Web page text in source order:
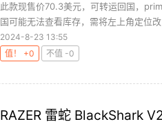
此款现售价70.3美元，可转运回国，
国可能无法查看库存，需将左上角定位
2024-8-23 13:55
值！ +0
不值 -0
RAZER 雷蛇 BlackShark